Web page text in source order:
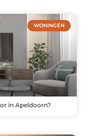
WONINGEN
in Apeldoorn?